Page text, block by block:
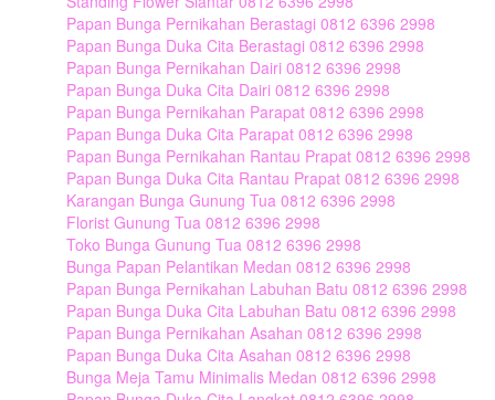
Papan Bunga Pernikahan Berastagi 0812 6396 2998
Papan Bunga Duka Cita Berastagi 0812 6396 2998
Papan Bunga Pernikahan Dairi 0812 6396 2998
Papan Bunga Duka Cita Dairi 0812 6396 2998
Papan Bunga Pernikahan Parapat 0812 6396 2998
Papan Bunga Duka Cita Parapat 0812 6396 2998
Papan Bunga Pernikahan Rantau Prapat 0812 6396 2998
Papan Bunga Duka Cita Rantau Prapat 0812 6396 2998
Karangan Bunga Gunung Tua 0812 6396 2998
Florist Gunung Tua 0812 6396 2998
Toko Bunga Gunung Tua 0812 6396 2998
Bunga Papan Pelantikan Medan 0812 6396 2998
Papan Bunga Pernikahan Labuhan Batu 0812 6396 2998
Papan Bunga Duka Cita Labuhan Batu 0812 6396 2998
Papan Bunga Pernikahan Asahan 0812 6396 2998
Papan Bunga Duka Cita Asahan 0812 6396 2998
Bunga Meja Tamu Minimalis Medan 0812 6396 2998